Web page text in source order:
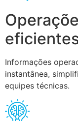
Informações
instantânea,
equipes técnicas.